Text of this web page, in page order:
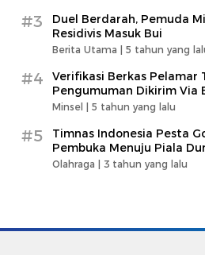
#3
Duel Berdarah, Pemuda
Residivis Masuk Bui
Berita Utama | 5 tahun yang
#4
Verifikasi Berkas Pelamar
Pengumuman Dikirim Via
Minsel | 5 tahun yang lalu
#5
Timnas Indonesia Pesta
Pembuka Menuju Piala
Olahraga | 3 tahun yang lalu